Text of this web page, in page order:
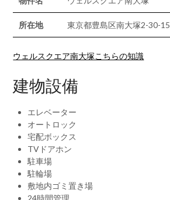
所在地 東京都豊島区南大塚2-30-15
ウェルスクエア南大塚こちらの知識
建物設備
エレベーター
オートロック
宅配ボックス
TVドアホン
駐車場
駐輪場
敷地内ゴミ置き場
24時間管理